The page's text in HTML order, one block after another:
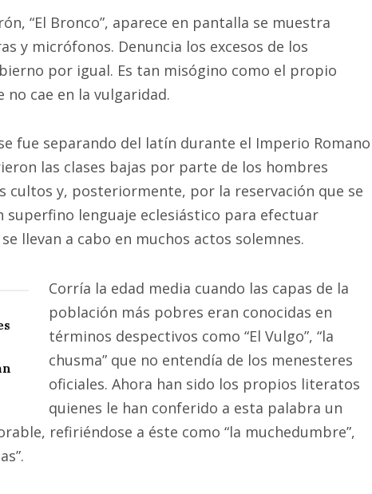
“El Bronco”, aparece en pantalla se muestra
y micrófonos. Denuncia los excesos de los
por igual. Es tan misógino como el propio
no cae en la vulgaridad.
fue separando del latín durante el Imperio Romano
las clases bajas por parte de los hombres
cultos y, posteriormente, por la reservación que se
superfino lenguaje eclesiástico para efectuar
llevan a cabo en muchos actos solemnes.
Corría la edad media cuando las capas de la
población más pobres eran conocidas en
términos despectivos como “El Vulgo”, “la
chusma” que no entendía de los menesteres
oficiales. Ahora han sido los propios literatos
quienes le han conferido a esta palabra un
refiriéndose a éste como “la muchedumbre”,